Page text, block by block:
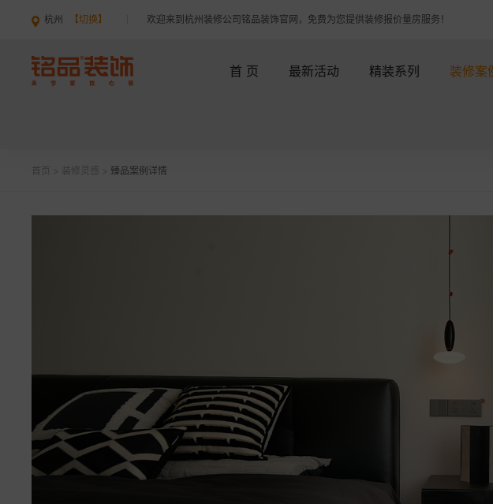
杭州 【切换】 欢迎来到杭州装修公司铭品装饰官网，免费为您提供装修报价量房服务！
首 页 最新活动 精装系列 装修案
首页 装修灵感 臻品案例详情